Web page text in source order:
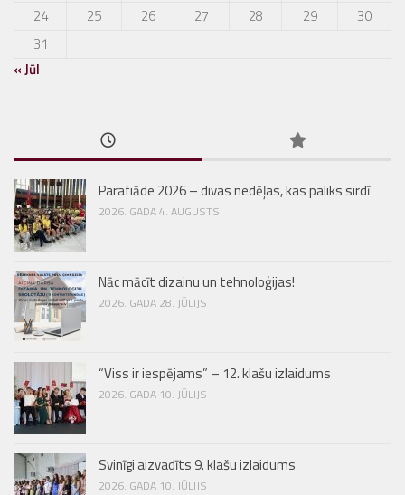
24
25 26 27 28 29
30
31
« Jūl
Parafiāde 2026 – divas nedēļas, kas paliks sirdī
2026. GADA 4. AUGUSTS
Nāc mācīt dizainu un tehnoloģijas!
2026. GADA 28. JŪLIJS
“Viss ir iespējams” – 12. klašu izlaidums
2026. GADA 10. JŪLIJS
Svinīgi aizvadīts 9. klašu izlaidums
2026. GADA 10. JŪLIJS